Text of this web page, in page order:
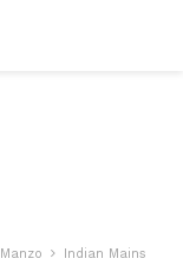
Manzo Indian Mains